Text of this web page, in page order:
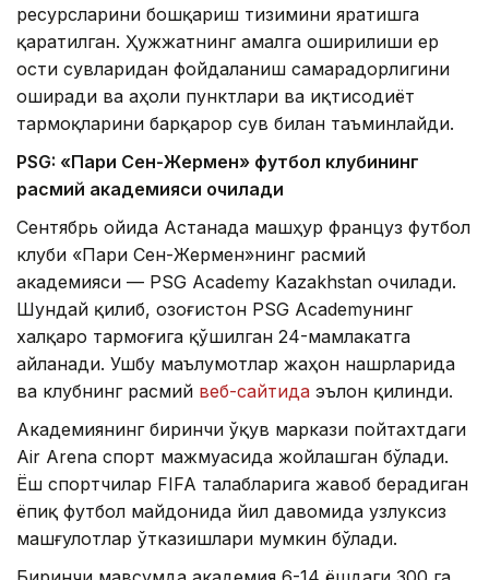
ресурсларини бошқариш тизимини яратишга
қаратилган. Ҳужжатнинг амалга оширилиши ер
ости сувларидан фойдаланиш самарадорлигини
оширади ва аҳоли пунктлари ва иқтисодиёт
тармоқларини барқарор сув билан таъминлайди.
PSG: «Пари Сен-Жермен» футбол клубининг
расмий академияси очилади
Сентябрь ойида Астанада машҳур француз футбол
клуби «Пари Сен-Жермен»нинг расмий
академияси — PSG Academy Kazakhstan очилади.
Шундай қилиб, Қозоғистон PSG Academyнинг
халқаро тармоғига қўшилган 24-мамлакатга
айланади. Ушбу маълумотлар жаҳон нашрларида
ва клубнинг расмий веб-сайтида эълон қилинди.
Академиянинг биринчи ўқув маркази пойтахтдаги
Air Arena спорт мажмуасида жойлашган бўлади.
Ёш спортчилар FIFA талабларига жавоб берадиган
ёпиқ футбол майдонида йил давомида узлуксиз
машғулотлар ўтказишлари мумкин бўлади.